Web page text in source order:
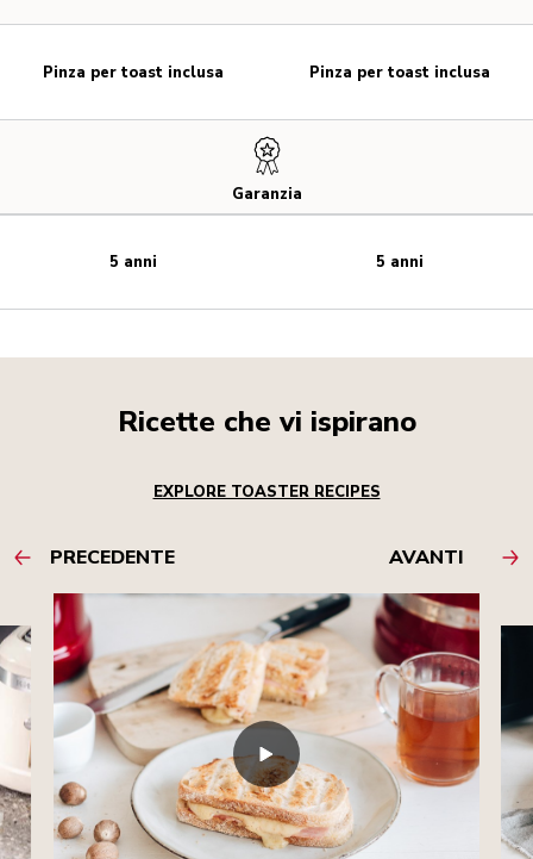
Garanzia
Pinza per toast inclusa
5 anni
Pinza per toast inclusa
5 anni
Ricette che vi ispirano
EXPLORE TOASTER RECIPES
PRECEDENTE AVANTI